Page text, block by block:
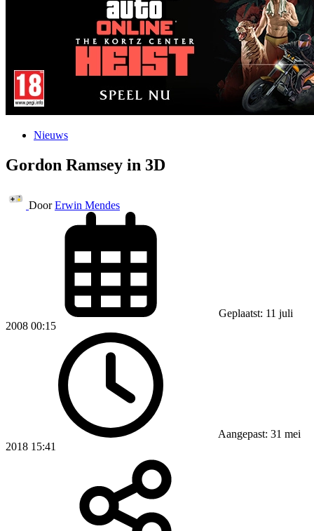
Nieuws
Gordon Ramsey in 3D
Door Erwin Mendes
Geplaatst: 11 juli
2008 00:15
Aangepast: 31 mei
2018 15:41